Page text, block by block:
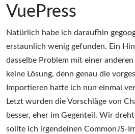
VuePress
Natürlich habe ich daraufhin
erstaunlich wenig gefunden. Ein
dasselbe Problem mit einer
keine Lösung, denn genau die
Importieren hatte ich nun einmal
Letzt wurden die Vorschläge von
besser, eher im Gegenteil. Wir
sollte ich irgendeinen CommonJS-